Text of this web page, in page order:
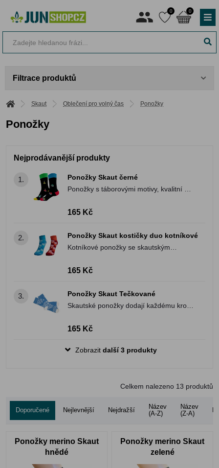
0 0
Filtrace produktů
Skaut Oblečení pro volný čas Ponožky
Ponožky
Nejprodávanější produkty
1.
Ponožky Skaut černé
Ponožky s táborovými motivy, kvalitní a
165 Kč
2.
Ponožky Skaut kostičky duo kotníkové
Kotníkové ponožky se skautským
dílny We are Ferdinand.
165 Kč
3.
Ponožky Skaut Tečkované
Skautské ponožky dodají každému kroku
dobrodružství!
165 Kč
Zobrazit další 3 produkty
Celkem nalezeno 13 produktů
Doporučené Nejlevnější Nejdražší
Název
(A-Z)
Název
(Z-A)
Ponožky merino Skaut
hnědé
Ponožky merino Skaut
zelené